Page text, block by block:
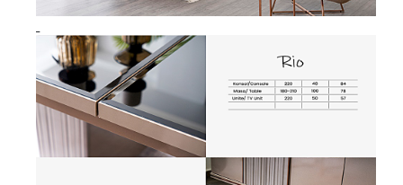
Genç Mobilyası
Yatak
Baza
Yatak Başlığı
Banyo Dolabı